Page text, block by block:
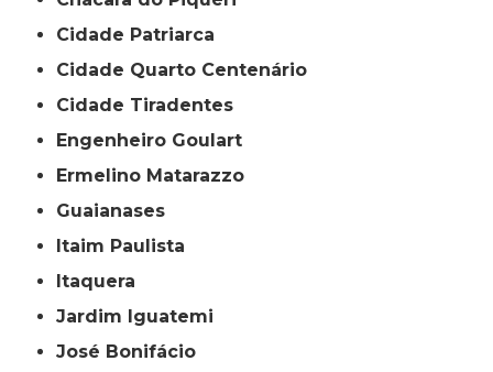
Cidade Patriarca
Cidade Quarto Centenário
Cidade Tiradentes
Engenheiro Goulart
Ermelino Matarazzo
Guaianases
Itaim Paulista
Itaquera
Jardim Iguatemi
José Bonifácio